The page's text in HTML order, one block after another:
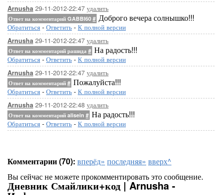
Arnusha 29-11-2012-22:47 удалить
Ответ на комментарий GABBI60 # Доброго вечера солнышко!!!
Обратиться - Ответить - К полной версии
Arnusha 29-11-2012-22:47 удалить
Ответ на комментарий рашида # На радость!!!
Обратиться - Ответить - К полной версии
Arnusha 29-11-2012-22:47 удалить
Ответ на комментарий # Пожалуйста!!!
Обратиться - Ответить - К полной версии
Arnusha 29-11-2012-22:48 удалить
Ответ на комментарий alisein # На радость!!!
Обратиться - Ответить - К полной версии
Комментарии (70): вперёд» последняя» вверх^
Вы сейчас не можете прокомментировать это сообщение.
Дневник Смайлики+код | Arnusha -